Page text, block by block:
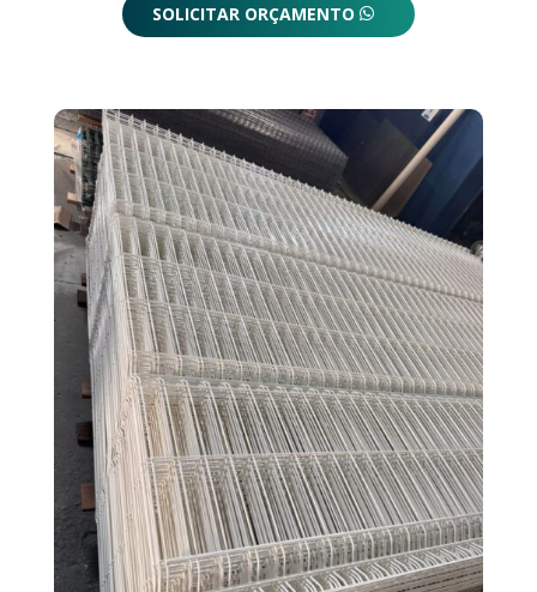
SOLICITAR ORÇAMENTO